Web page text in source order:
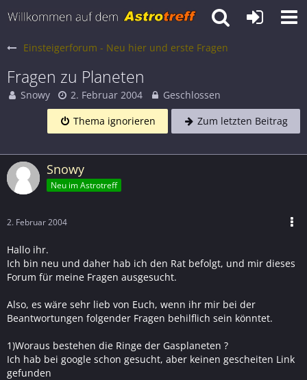
Einsteigerforum - Neu hier und erste Fragen
Fragen zu Planeten
Snowy 2. Februar 2004
Geschlossen
Thema ignorieren
Zum letzten Beitrag
Snowy
Neu im Astrotreff
2. Februar 2004
Hallo ihr.
Ich bin neu und daher hab ich den Rat befolgt, und mir dieses
Forum für meine Fragen ausgesucht.
Also, es wäre sehr lieb von Euch, wenn ihr mir bei der
Beantwortungen folgender Fragen behilflich sein könntet.
1)Woraus bestehen die Ringe der Gasplaneten ?
Ich hab bei google schon gesucht, aber keinen gescheiten Link
gefunden